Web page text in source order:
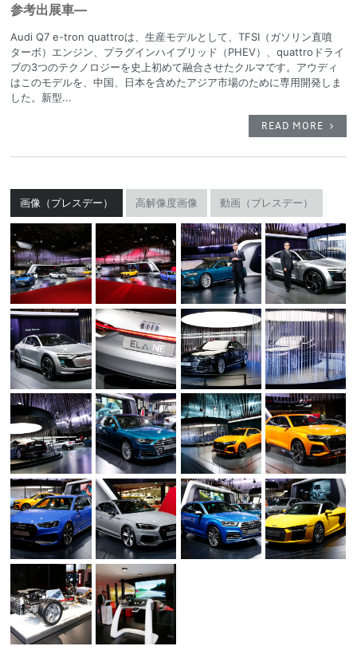
参考出展車—
Audi Q7 e-tron quattroは、生産モデルとして、TFSI（ガソリン直噴
ターボ）エンジン、プラグインハイブリッド（PHEV）、quattroドライ
ブの3つのテクノロジーを史上初めて融合させたクルマです。アウディ
はこのモデルを、中国、日本を含めたアジア市場のために専用開発しま
した。新型...
READ MORE
画像（プレスデー） 高解像度画像 動画（プレスデー）